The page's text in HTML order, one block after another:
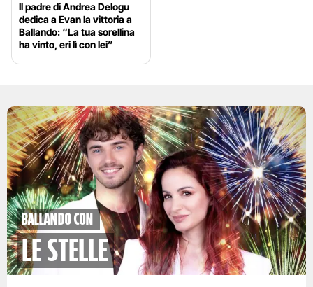
Il padre di Andrea Delogu
dedica a Evan la vittoria a
Ballando: “La tua sorellina
ha vinto, eri lì con lei”
Ballando con
le Stelle